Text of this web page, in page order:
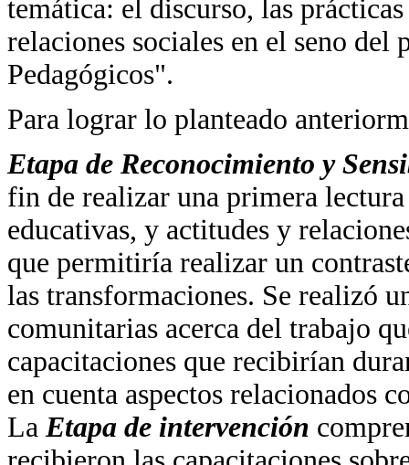
temática: el discurso, las
relaciones sociales en el seno
Pedagógicos".
Para lograr lo planteado
Etapa de Reconocimiento y
fin de realizar una primera
educativas, y actitudes y
que permitiría realizar un
las transformaciones. Se realizó
comunitarias acerca del trabajo
capacitaciones que recibirían
en cuenta aspectos relacionados
La Etapa de intervención